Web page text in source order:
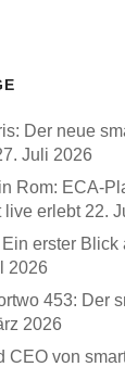
Der neue
Juli 2026
Rom: ECA-
live erlebt 22.
erster Blick
2026
453: Der
2026
CEO von